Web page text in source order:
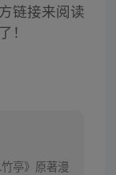
链接来阅读
！
亭》原著漫